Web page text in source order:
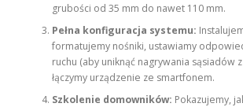
grubości od 35 mm do nawet 110 mm.
Pełna konfiguracja systemu:
formatujemy nośniki, ustawiamy
ruchu (aby uniknąć nagrywania sąsiadów
łączymy urządzenie ze smartfonem.
Szkolenie domowników: Pokazujemy,